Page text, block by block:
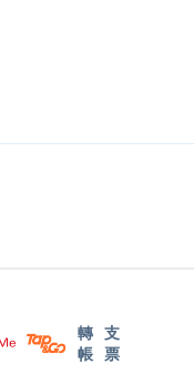
轉
帳
支
票